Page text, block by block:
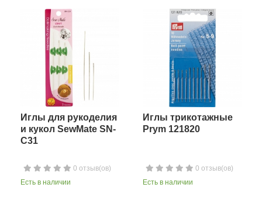
Иглы для рукоделия
и кукол SewMate SN-
C31
0 отзыв(ов)
Есть в наличии
Иглы трикотажные
Prym 121820
0 отзыв(ов)
Есть в наличии